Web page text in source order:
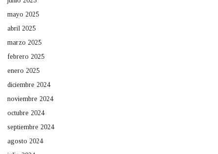
mayo 2025
abril 2025
marzo 2025
febrero 2025
enero 2025
diciembre 2024
noviembre 2024
octubre 2024
septiembre 2024
agosto 2024